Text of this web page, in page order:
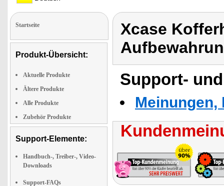
Startseite
Produkt-Übersicht:
Aktuelle Produkte
Ältere Produkte
Alle Produkte
Zubehör Produkte
Support-Elemente:
Handbuch-, Treiber-, Video-
Downloads
Support-FAQs
Xcase
Support-